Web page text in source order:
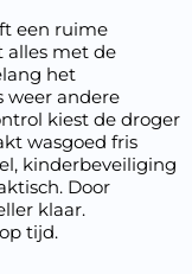
een ruime
alles met de
het
weer andere
kiest de droger
wasgoed fris
kinderbeveiliging
Door
klaar.
tijd.